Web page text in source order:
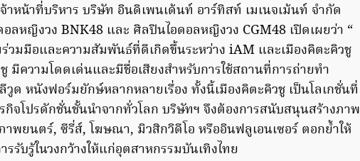
าหน้าที่บริหาร บริษัท อินดิเพนเด้นท์ อาร์ทิสท์ เมเนจเม้นท์ จำกัด
หญิงวง BNK48 และ ศิลปินไอดอลหญิงวง CGM48 เปิดเผยว่า “
วมมือและความสัมพันธ์ที่ดีเกิดขึ้นระหว่าง iAM และเมืองคิตะคิวชู
มีความโดดเด่นและมีชื่อเสียงสำหรับการใช้สถานที่การถ่ายทำ
ด หนังฟอร์มยักษ์หลากหลายเรื่อง ทั้งนี้เมืองคิตะคิวชู เป็นโลเกชั่นที่
จโปรดักชั่นชั้นนำจากทั่วโลก บริษัทฯ จึงต้องการสนับสนุนสร้างภาพ
พยนตร์, ซีรี่ส์, โฆษณา, มิวสิกวิดีโอ หรืออินฟลูเอนเซอร์ ตอกย้ำให้
รับรู้ในวงกว้างให้แก่อุตสาหกรรมบันเทิงไทย